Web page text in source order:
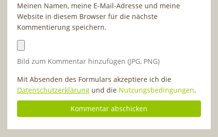
Meinen Namen, meine E-Mail-Adresse und meine
Website in diesem Browser für die nächste
Kommentierung speichern.
Bild zum Kommentar hinzufügen (JPG, PNG)
Mit Absenden des Formulars akzeptiere ich die
Datenschutzerklärung und die Nutzungsbedingungen.